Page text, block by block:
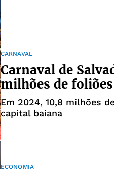
CARNAVAL
Carnaval de
milhões de
Em 2024, 10,8 milhões
capital baiana
ECONOMIA